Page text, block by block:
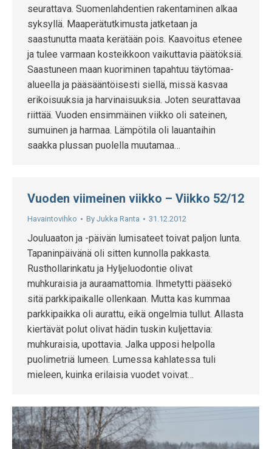
seurattava. Suomenlahdentien rakentaminen alkaa
syksyllä. Maaperätutkimusta jatketaan ja
saastunutta maata kerätään pois. Kaavoitus etenee
ja tulee varmaan kosteikkoon vaikuttavia päätöksiä.
Saastuneen maan kuoriminen tapahtuu täytömaa-
alueella ja pääsääntöisesti siellä, missä kasvaa
erikoisuuksia ja harvinaisuuksia. Joten seurattavaa
riittää. Vuoden ensimmäinen viikko oli sateinen,
sumuinen ja harmaa. Lämpötila oli lauantaihin
saakka plussan puolella muutamaa…
Vuoden viimeinen viikko – Viikko 52/12
Havaintovihko By Jukka Ranta 31.12.2012
Jouluaaton ja -päivän lumisateet toivat paljon lunta.
Tapaninpäivänä oli sitten kunnolla pakkasta.
Rusthollarinkatu ja Hyljeluodontie olivat
muhkuraisia ja auraamattomia. Ihmetytti pääsekö
sitä parkkipaikalle ollenkaan. Mutta kas kummaa
parkkipaikka oli aurattu, eikä ongelmia tullut. Allasta
kiertävät polut olivat hädin tuskin kuljettavia:
muhkuraisia, upottavia. Jalka upposi helpolla
puolimetriä lumeen. Lumessa kahlatessa tuli
mieleen, kuinka erilaisia vuodet voivat…